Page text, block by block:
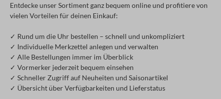
Entdecke unser Sortiment ganz bequem online und profitiere von
vielen Vorteilen für deinen Einkauf:
✓ Rund um die Uhr bestellen – schnell und unkompliziert
✓ Individuelle Merkzettel anlegen und verwalten
✓ Alle Bestellungen immer im Überblick
✓ Vormerker jederzeit bequem einsehen
✓ Schneller Zugriff auf Neuheiten und Saisonartikel
✓ Übersicht über Verfügbarkeiten und Lieferstatus